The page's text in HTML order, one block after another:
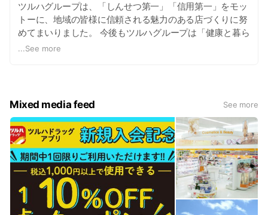
ツルハグループは、「しんせつ第一」「信用第一」をモッ
トーに、地域の皆様に信頼される魅力のある店づくりに努
めてまいりました。 今後もツルハグループは「健康と暮ら
しのパートナー」を合言葉に医薬品から毎日の生活に役立
...See more
Mixed media feed See more